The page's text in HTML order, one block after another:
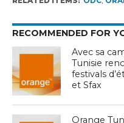
RECOMMENDED FOR
Avec sa
Tunisie
festivals
et Sfax
Orange